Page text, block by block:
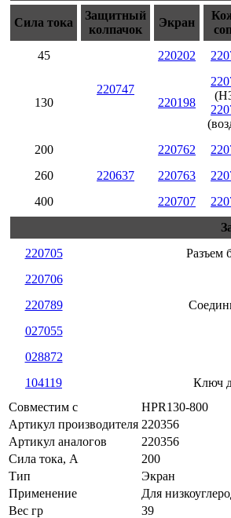
Сила тока
Защитный
колпачок
Экран
45
220747
220202
130 220198
200
220637
220762
260
220763
400
220707
220705
Разъем
220706
220789
027055
028872
104119
Ключ
Совместим с
HPR130-800
Артикул производителя 220356
Артикул аналогов
220356
Сила тока, А
200
Тип
Экран
Применение
Для
Вес гр
39